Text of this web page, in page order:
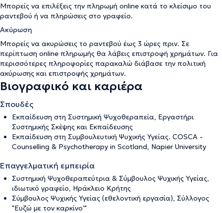
Μπορείς να επιλέξεις την πληρωμή online κατά το κλείσιμο του
ραντεβού ή να πληρώσεις στο γραφείο.
Ακύρωση
Μπορείς να ακυρώσεις το ραντεβού έως 3 ώρες πριν. Σε
περίπτωση online πληρωμής θα λάβεις επιστροφή χρημάτων. Για
περισσότερες πληροφορίες παρακαλώ διάβασε την πολιτική
ακύρωσης και επιστροφής χρημάτων.
Βιογραφικό και καριέρα
Σπουδές
Eκπαίδευση στη Συστημική Ψυχοθεραπεία, Εργαστήρι
Συστημικής Σκέψης και Εκπαίδευσης
Eκπαίδευση στη Συμβουλευτική Ψυχικής Υγείας. COSCA -
Counselling & Psychotherapy in Scotland, Napier University
Επαγγελματική εμπειρία
Συστημική Ψυχοθεραπεύτρια & Σύμβουλος Ψυχικής Υγείας,
ιδιωτικό γραφείο, Ηράκλειο Κρήτης
Σύμβουλος Ψυχικής Υγείας (εθελοντική εργασία), Σύλλογος
"Ευζώ με τον καρκίνο'"